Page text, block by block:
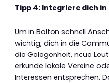
Tipp 4: Integriere dich
Um in Bolton schnell
wichtig, dich in die
die Gelegenheit, neue
erkunde lokale Vereine
Interessen entsprechen.